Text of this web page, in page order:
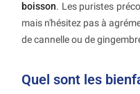
boisson. Les puristes
mais n'hésitez pas à
de cannelle ou de
Quel sont les